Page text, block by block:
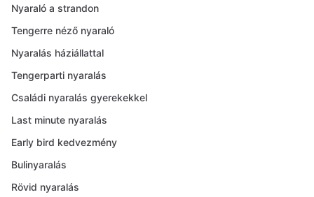
Nyaraló a strandon
Tengerre néző nyaraló
Nyaralás háziállattal
Tengerparti nyaralás
Családi nyaralás gyerekekkel
Last minute nyaralás
Early bird kedvezmény
Bulinyaralás
Rövid nyaralás